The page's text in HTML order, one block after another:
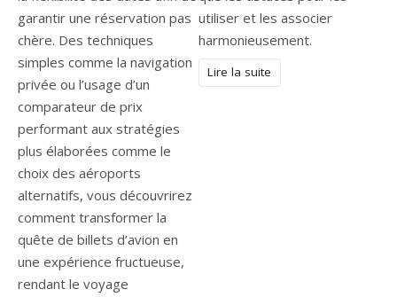
garantir une réservation pas
chère. Des techniques
simples comme la navigation
privée ou l’usage d’un
comparateur de prix
performant aux stratégies
plus élaborées comme le
choix des aéroports
alternatifs, vous découvrirez
comment transformer la
quête de billets d’avion en
une expérience fructueuse,
rendant le voyage
utiliser et les associer
harmonieusement.
Lire la suite